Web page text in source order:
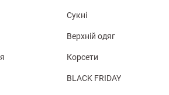
Сукні
Верхній одяг
Корсети
BLACK FRIDAY